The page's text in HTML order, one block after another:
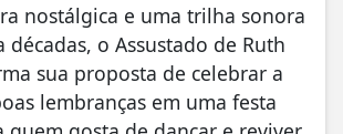
nostálgica e uma trilha sonora
décadas, o Assustado de Ruth
sua proposta de celebrar a
lembranças em uma festa